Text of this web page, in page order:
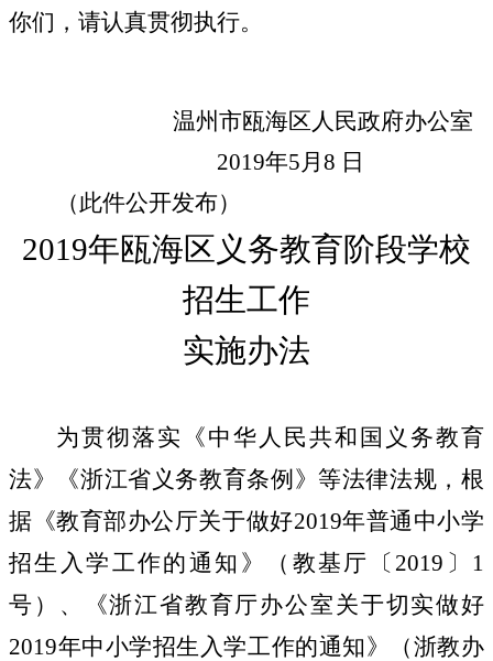
你们，请认真贯彻执行。
温州市瓯海区人民政府办公室
2019年5月8 日
（此件公开发布）
2019年瓯海区义务教育阶段学校
招生工作
实施办法
为贯彻落实《中华人民共和国义务教育
法》《浙江省义务教育条例》等法律法规，根
据《教育部办公厅关于做好2019年普通中小学
招生入学工作的通知》（教基厅〔 2019 〕 1
号）、《浙江省教育厅办公室关于切实做好
2019年中小学招生入学工作的通知》（浙教办